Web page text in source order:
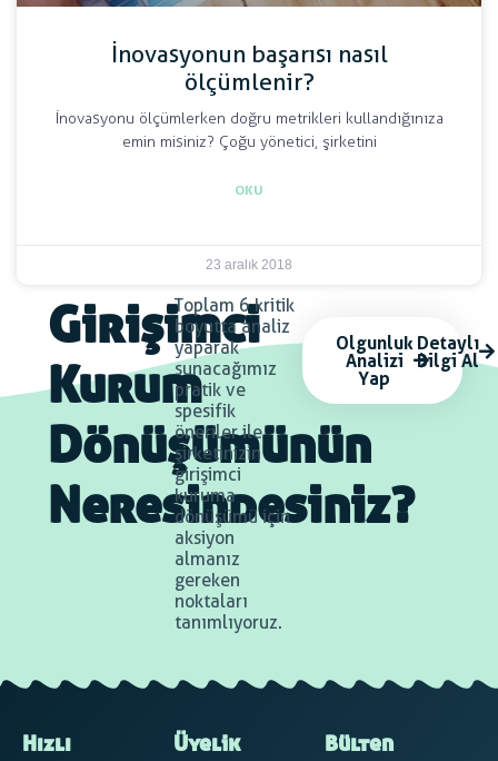
İnovasyonun başarısı nasıl
ölçümlenir?
İnovasyonu ölçümlerken doğru metrikleri kullandığınıza
emin misiniz? Çoğu yönetici, şirketini
OKU
23 aralık 2018
Girişimci
Kurum
Dönüşümünün
Neresindesiniz?
Toplam 6 kritik
boyutta analiz
yaparak
sunacağımız
pratik ve
spesifik
öneriler ile
şirketinizin
girişimci
kuruma
dönüşümü için
aksiyon
almanız
gereken
noktaları
tanımlıyoruz.
Olgunluk
Analizi
Yap
Detaylı
Bilgi Al
Hızlı
Üyelik Bülten